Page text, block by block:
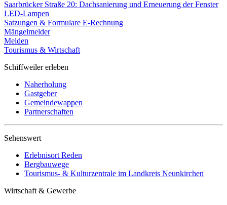
Saarbrücker Straße 20: Dachsanierung und Erneuerung der Fenster
LED-Lampen
Satzungen & Formulare E-Rechnung
Mängelmelder
Melden
Tourismus & Wirtschaft
Schiffweiler erleben
Naherholung
Gastgeber
Gemeindewappen
Partnerschaften
Sehenswert
Erlebnisort Reden
Bergbauwege
Tourismus- & Kulturzentrale im Landkreis Neunkirchen
Wirtschaft & Gewerbe